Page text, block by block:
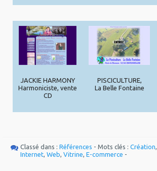
JACKIE HARMONY
Harmoniciste, vente
CD
PISCICULTURE,
La Belle Fontaine
Classé dans : Références - Mots clés : Création,
Internet, Web, Vitrine, E-commerce -